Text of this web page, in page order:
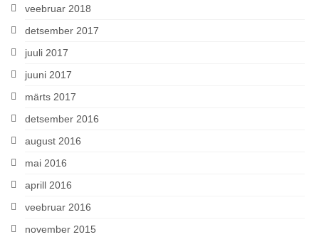
veebruar 2018
detsember 2017
juuli 2017
juuni 2017
märts 2017
detsember 2016
august 2016
mai 2016
aprill 2016
veebruar 2016
november 2015